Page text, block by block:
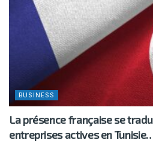
BUSINESS
La présence française se
entreprises actives en